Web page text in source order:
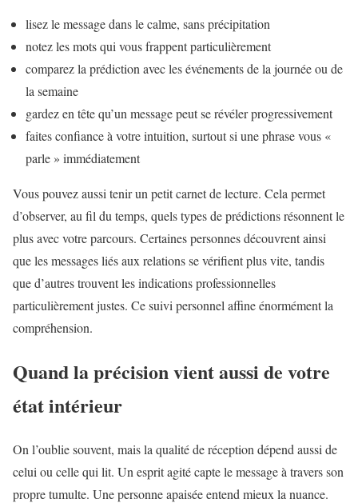
lisez le message dans le calme, sans précipitation
notez les mots qui vous frappent particulièrement
comparez la prédiction avec les événements de la journée ou de
la semaine
gardez en tête qu’un message peut se révéler progressivement
faites confiance à votre intuition, surtout si une phrase vous «
parle » immédiatement
Vous pouvez aussi tenir un petit carnet de lecture. Cela permet
d’observer, au fil du temps, quels types de prédictions résonnent le
plus avec votre parcours. Certaines personnes découvrent ainsi
que les messages liés aux relations se vérifient plus vite, tandis
que d’autres trouvent les indications professionnelles
particulièrement justes. Ce suivi personnel affine énormément la
compréhension.
Quand la précision vient aussi de votre
état intérieur
On l’oublie souvent, mais la qualité de réception dépend aussi de
celui ou celle qui lit. Un esprit agité capte le message à travers son
propre tumulte. Une personne apaisée entend mieux la nuance.